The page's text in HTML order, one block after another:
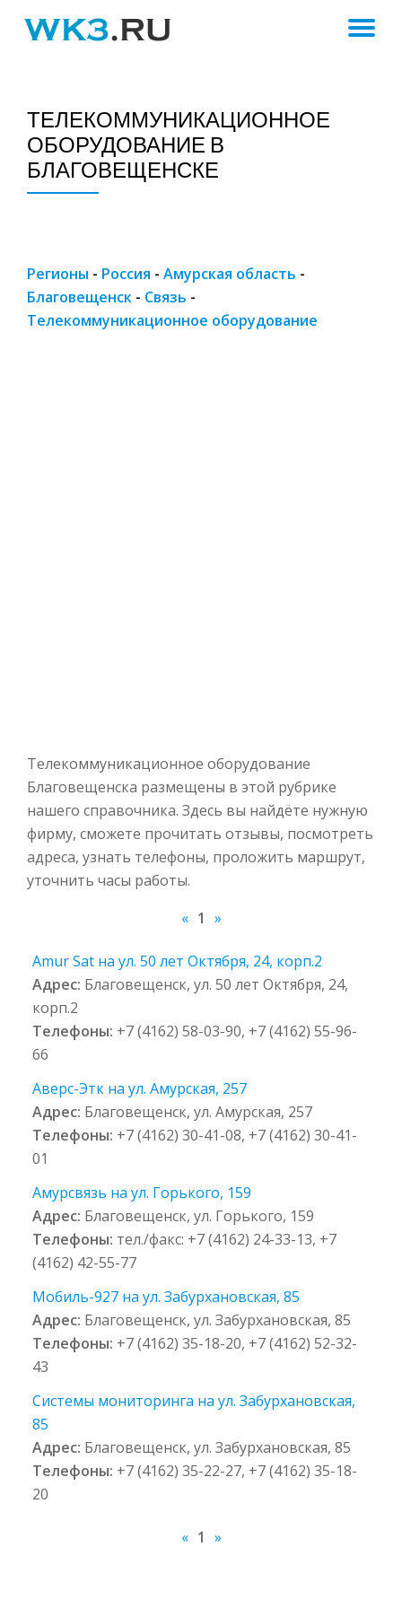
ТЕЛЕКОММУНИКАЦИОННОЕ
ОБОРУДОВАНИЕ В
БЛАГОВЕЩЕНСКЕ
Регионы - Россия - Амурская область -
Благовещенск - Связь -
Телекоммуникационное оборудование
Телекоммуникационное оборудование
Благовещенска размещены в этой рубрике
нашего справочника. Здесь вы найдёте нужную
фирму, сможете прочитать отзывы, посмотреть
адреса, узнать телефоны, проложить маршрут,
уточнить часы работы.
« 1 »
Amur Sat на ул. 50 лет Октября, 24, корп.2
Адрес: Благовещенск, ул. 50 лет Октября, 24,
корп.2
Телефоны: +7 (4162) 58-03-90, +7 (4162) 55-96-
66
Аверс-Этк на ул. Амурская, 257
Адрес: Благовещенск, ул. Амурская, 257
Телефоны: +7 (4162) 30-41-08, +7 (4162) 30-41-
01
Амурсвязь на ул. Горького, 159
Адрес: Благовещенск, ул. Горького, 159
Телефоны: тел./факс: +7 (4162) 24-33-13, +7
(4162) 42-55-77
Мобиль-927 на ул. Забурхановская, 85
Адрес: Благовещенск, ул. Забурхановская, 85
Телефоны: +7 (4162) 35-18-20, +7 (4162) 52-32-
43
Системы мониторинга на ул. Забурхановская,
85
Адрес: Благовещенск, ул. Забурхановская, 85
Телефоны: +7 (4162) 35-22-27, +7 (4162) 35-18-
20
« 1 »